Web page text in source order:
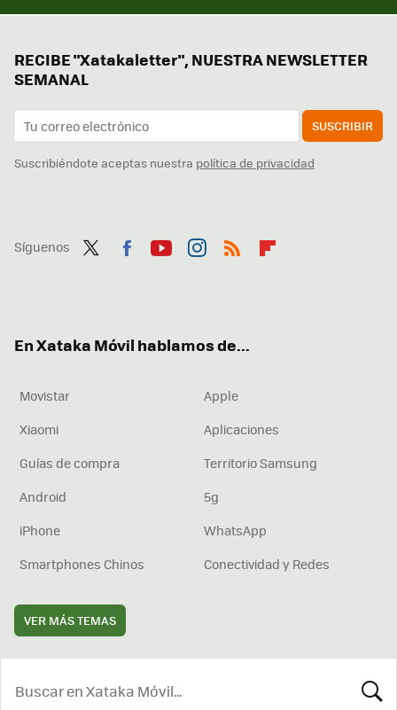
RECIBE "Xatakaletter", NUESTRA NEWSLETTER
SEMANAL
SUSCRIBIR
Suscribiéndote aceptas nuestra política de privacidad
Síguenos
En Xataka Móvil hablamos de...
Movistar
Apple
Xiaomi
Aplicaciones
Guías de compra
Territorio Samsung
Android
5g
iPhone
WhatsApp
Smartphones Chinos
Conectividad y Redes
VER MÁS TEMAS